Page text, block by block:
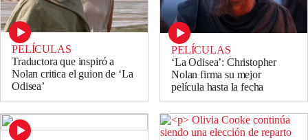
PELÍCULAS
Traductora que inspiró a
Nolan critica el guion de ‘La
Odisea’
PELÍCULAS
‘La Odisea’: Christopher
Nolan firma su mejor
película hasta la fecha